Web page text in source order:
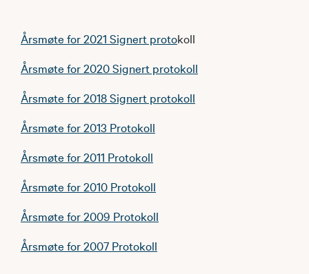
Årsmøte for 2021 Signert protokoll
Årsmøte for 2020 Signert protokoll
Årsmøte for 2018 Signert protokoll
Årsmøte for 2013 Protokoll
Årsmøte for 2011 Protokoll
Årsmøte for 2010 Protokoll
Årsmøte for 2009 Protokoll
Årsmøte for 2007 Protokoll